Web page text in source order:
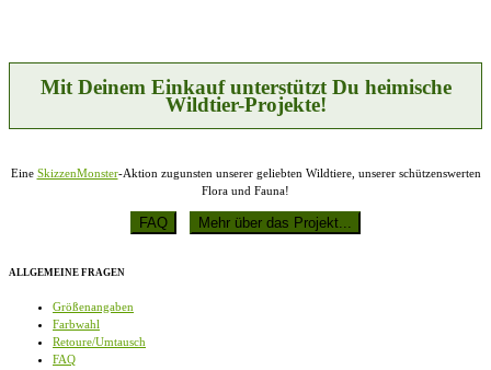
Mit Deinem Einkauf unterstützt Du heimische
Wildtier-Projekte!
Eine SkizzenMonster-Aktion zugunsten unserer geliebten Wildtiere, unserer schützenswerten
Flora und Fauna!
ALLGEMEINE FRAGEN
Größenangaben
Farbwahl
Retoure/Umtausch
FAQ